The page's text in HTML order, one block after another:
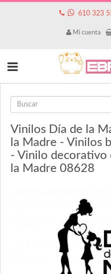
610 323
Mi cuenta
Vinilos Día de la
la Madre - Vinilos
- Vinilo decorativo
la Madre 08628